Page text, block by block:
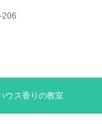
206
ウス香りの教室